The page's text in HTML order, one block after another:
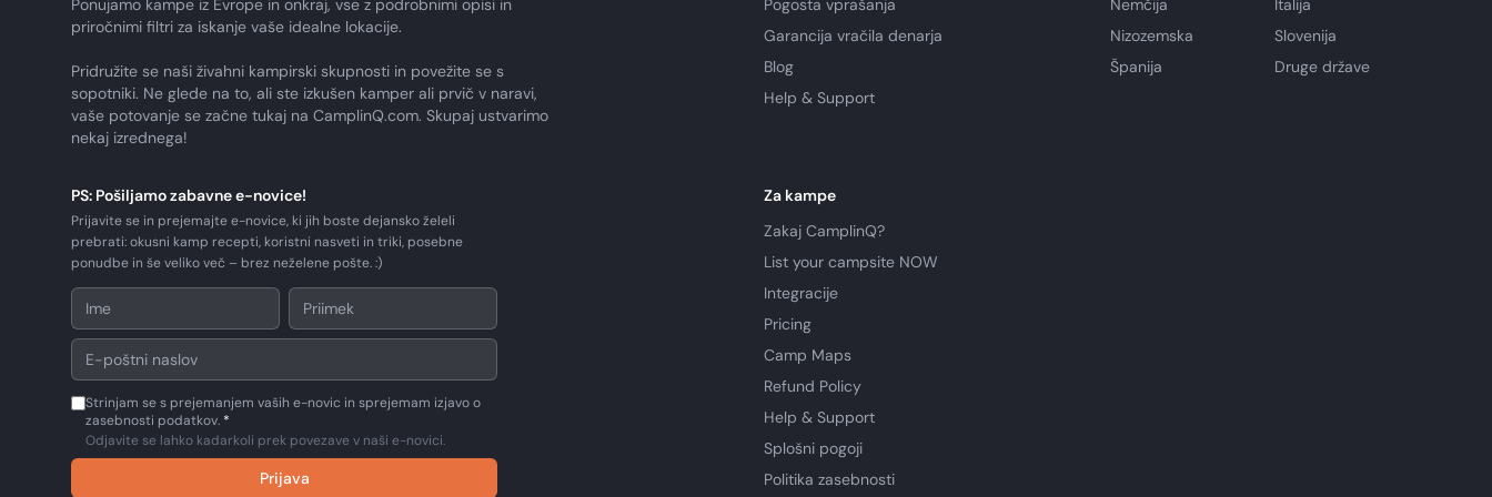
Ponujamo kampe iz Evrope in onkraj, vse z podrobnimi opisi in
priročnimi filtri za iskanje vaše idealne lokacije.
Pridružite se naši živahni kampirski skupnosti in povežite se s
sopotniki. Ne glede na to, ali ste izkušen kamper ali prvič v naravi,
vaše potovanje se začne tukaj na CamplinQ.com. Skupaj ustvarimo
nekaj izrednega!
Pogosta vprašanja
Garancija vračila denarja
Blog
Help & Support
Nemčija
Italija
Nizozemska
Slovenija
Španija
Druge države
PS: Pošiljamo zabavne e-novice!
Prijavite se in prejemajte e-novice, ki jih boste dejansko želeli
prebrati: okusni kamp recepti, koristni nasveti in triki, posebne
ponudbe in še veliko več – brez neželene pošte. :)
Strinjam se s prejemanjem vaših e-novic in sprejemam izjavo o
zasebnosti podatkov. *
Odjavite se lahko kadarkoli prek povezave v naši e-novici.
Prijava
Za kampe
Zakaj CamplinQ?
List your campsite NOW
Integracije
Pricing
Camp Maps
Refund Policy
Help & Support
Splošni pogoji
Politika zasebnosti